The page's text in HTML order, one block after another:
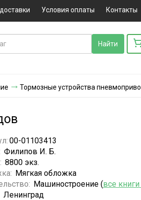
Условия оплаты Контакты
Тормозные устройства
00-01103413
Филипов И. Б.
8800 экз.
Мягкая обложка
Машиностроение (все книги
Ленинград